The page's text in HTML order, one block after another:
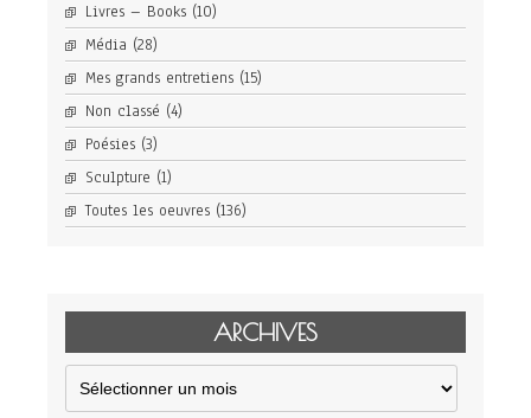
Livres – Books (10)
Média (28)
Mes grands entretiens (15)
Non classé (4)
Poésies (3)
Sculpture (1)
Toutes les oeuvres (136)
ARCHIVES
Archives